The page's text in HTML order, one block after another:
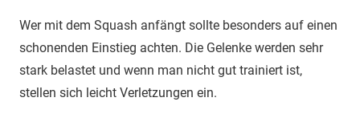
Wer mit dem Squash anfängt sollte besonders auf einen
schonenden Einstieg achten. Die Gelenke werden sehr
stark belastet und wenn man nicht gut trainiert ist,
stellen sich leicht Verletzungen ein.